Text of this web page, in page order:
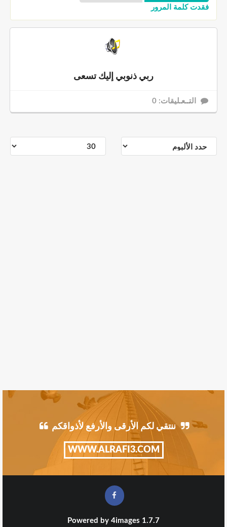
فقدت كلمة المرور
ربي ذنوبي إليك تسعى
التــعـليقات: 0
ننتقي لكم الأرقى والأرفع لأذواقكم
WWW.ALRAFI3.COM
Powered by 4images 1.7.7